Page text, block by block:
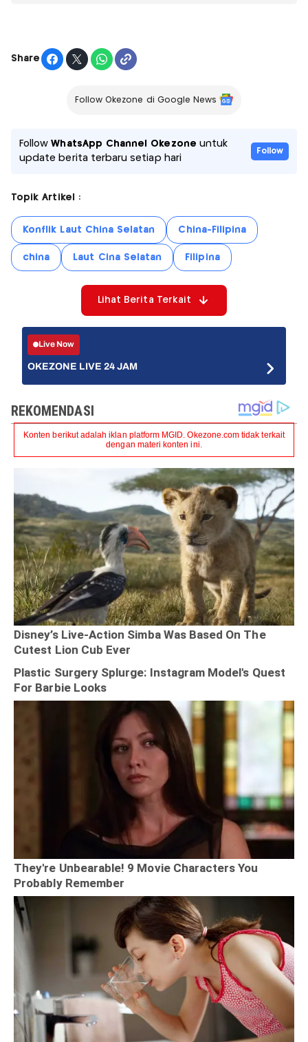
Share
Follow Okezone di Google News
FollowWhatsApp Channel Okezone untuk
update berita terbaru setiap hari
Follow
Topik Artikel :
Konflik Laut China Selatan China-Filipina
china Laut Cina Selatan Filipina
Lihat Berita Terkait
Live Now
OKEZONE LIVE 24 JAM